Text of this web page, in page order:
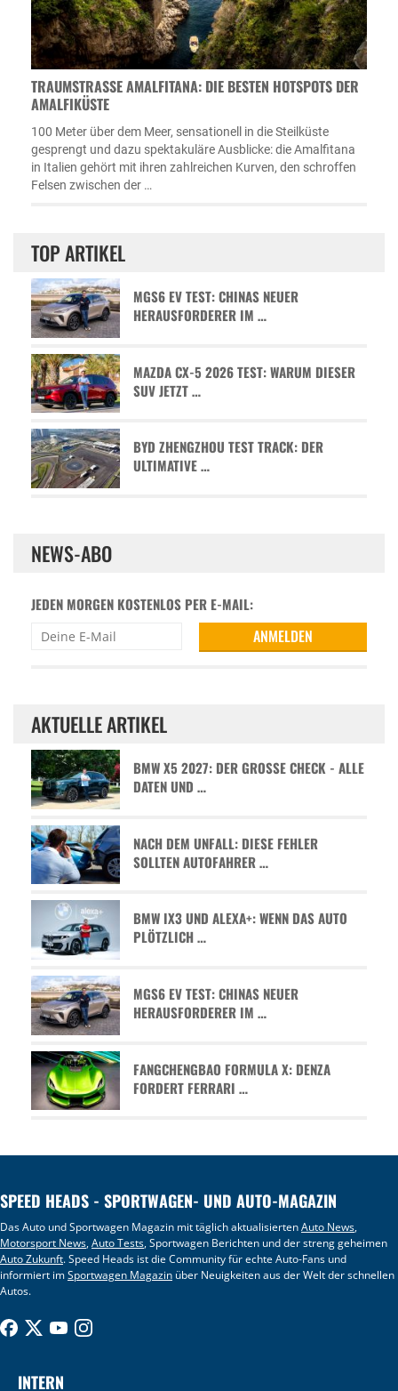
TRAUMSTRASSE AMALFITANA: DIE BESTEN HOTSPOTS DER A
MALFIKÜSTE
100 Meter über dem Meer, sensationell in die Steilküste
gesprengt und dazu spektakuläre Ausblicke: die Amalfitana
in Italien gehört mit ihren zahlreichen Kurven, den schroffen
Felsen zwischen der …
TOP ARTIKEL
MGS6 EV TEST: CHINAS NEUER
HERAUSFORDERER IM …
MAZDA CX-5 2026 TEST: WARUM DIESER
SUV JETZT …
BYD ZHENGZHOU TEST TRACK: DER
ULTIMATIVE …
NEWS-ABO
JEDEN MORGEN KOSTENLOS PER E-MAIL:
AKTUELLE ARTIKEL
BMW X5 2027: DER GROSSE CHECK - ALLE D
ATEN UND …
NACH DEM UNFALL: DIESE FEHLER
SOLLTEN AUTOFAHRER …
BMW IX3 UND ALEXA+: WENN DAS AUTO
PLÖTZLICH …
MGS6 EV TEST: CHINAS NEUER
HERAUSFORDERER IM …
FANGCHENGBAO FORMULA X: DENZA
FORDERT FERRARI …
SPEED HEADS - SPORTWAGEN- UND AUTO-MAGAZIN
Das Auto und Sportwagen Magazin mit täglich aktualisiertenAuto News,
Motorsport News,Auto Tests, Sportwagen Berichten und der streng geheimen
Auto Zukunft. Speed Heads ist die Community für echte Auto-Fans und
informiert imSportwagen Magazin über Neuigkeiten aus der Welt der schnellen
Autos.
INTERN